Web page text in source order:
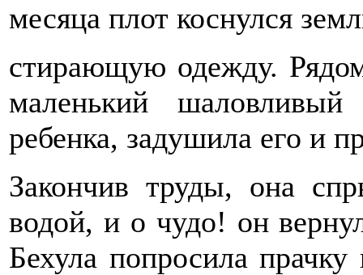
месяца плот коснулся
стирающую одежду.
маленький
ребенка, задушила его и
Закончив труды, она
водой, и о чудо! он
Бехула попросила